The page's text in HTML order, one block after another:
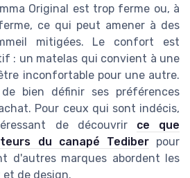
Original est trop ferme ou, à
ce qui peut amener à des
mitigées. Le confort est
: un matelas qui convient à une
inconfortable pour une autre.
bien définir ses préférences
Pour ceux qui sont indécis,
de découvrir ce que
du canapé Tediberpour
d'autres marques abordent les
de design.